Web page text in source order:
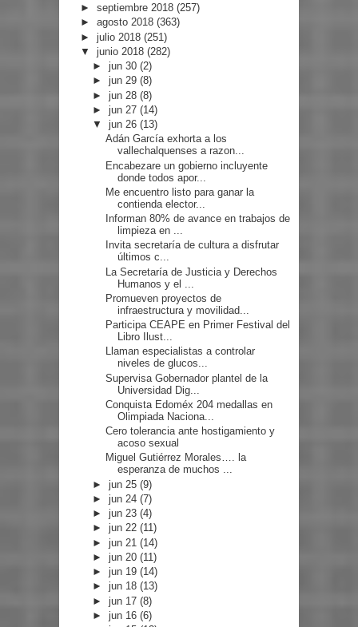
► septiembre 2018 (257)
► agosto 2018 (363)
► julio 2018 (251)
▼ junio 2018 (282)
►jun 30(2)
►jun 29(8)
►jun 28(8)
►jun 27(14)
▼jun 26(13)
Adán García exhorta a los
vallechalquenses a razon...
Encabezare un gobierno incluyente
donde todos apor...
Me encuentro listo para ganar la
contienda elector...
Informan 80% de avance en trabajos de
limpieza en ...
Invita secretaría de cultura a disfrutar
últimos c...
La Secretaría de Justicia y Derechos
Humanos y el ...
Promueven proyectos de
infraestructura y movilidad...
Participa CEAPE en Primer Festival del
Libro Ilust...
Llaman especialistas a controlar
niveles de glucos...
Supervisa Gobernador plantel de la
Universidad Dig...
Conquista Edoméx 204 medallas en
Olimpiada Naciona...
Cero tolerancia ante hostigamiento y
acoso sexual
Miguel Gutiérrez Morales…. la
esperanza de muchos ...
►jun 25(9)
►jun 24(7)
►jun 23(4)
►jun 22(11)
►jun 21(14)
►jun 20(11)
►jun 19(14)
►jun 18(13)
►jun 17(8)
►jun 16(6)